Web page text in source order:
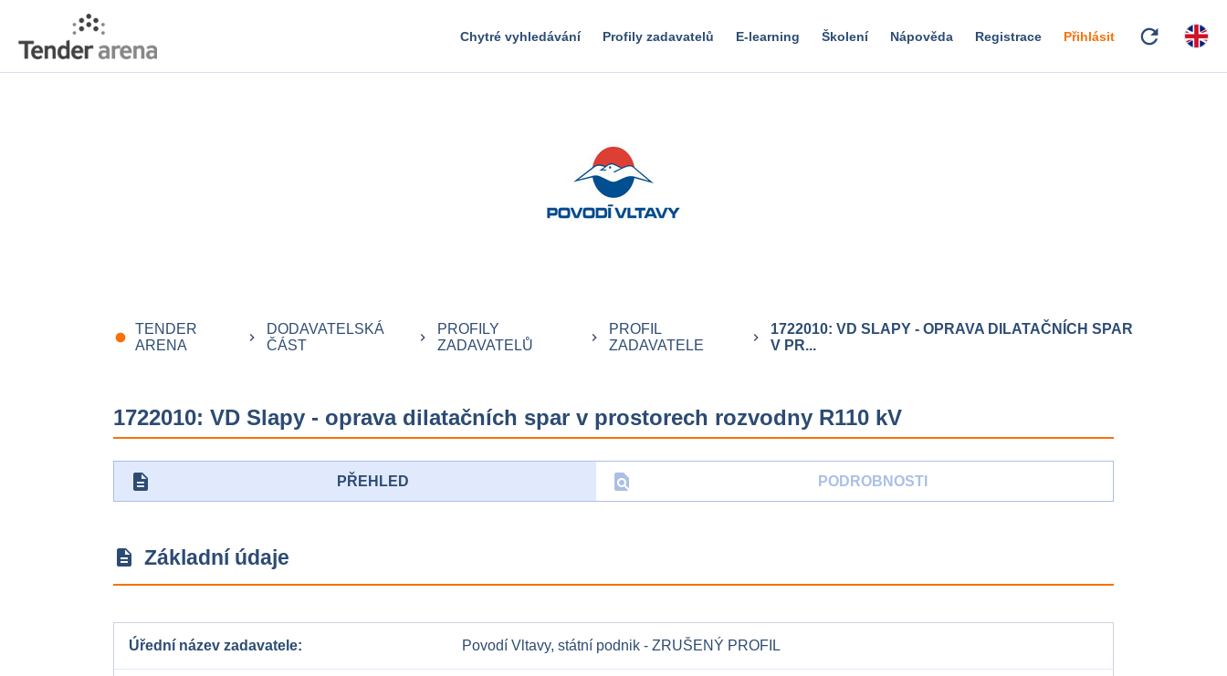
Chytré vyhledávání Profily zadavatelů E-learning Školení Nápověda Registrace Přihlásit refresh
fiber_manual_record
TENDER
ARENA
keyboard_arrow_right
DODAVATELSKÁ
ČÁST
keyboard_arrow_right
PROFILY
ZADAVATELŮ
keyboard_arrow_right
PROFIL
ZADAVATELE
keyboard_arrow_right
1722010: VD SLAPY - OPRAVA DILATAČNÍCH SPAR
V PR...
1722010: VD Slapy - oprava dilatačních spar v prostorech rozvodny R110 kV
description PŘEHLED find_in_page PODROBNOSTI
description Základní údaje
Úřední název zadavatele Povodí Vltavy, státní podnik - ZRUŠENÝ PROFIL